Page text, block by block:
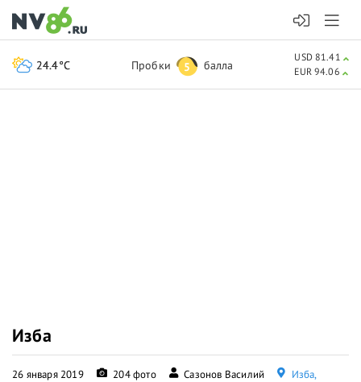
Изба
26 января 2019 204 фото Сазонов Василий
Изба,
24.4°C Пробки 5 балла
USD 81.41
EUR 94.06